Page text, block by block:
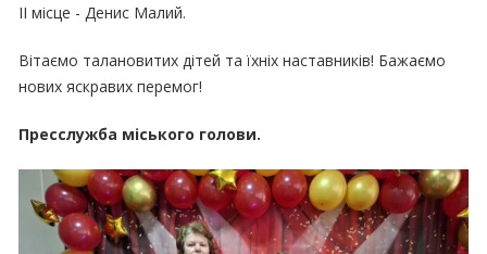
ІІ місце - Денис Малий.
Вітаємо талановитих дітей та їхніх наставників! Бажаємо
нових яскравих перемог!
Пресслужба міського голови.